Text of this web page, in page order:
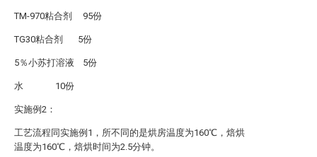
TM-970粘合剂 95份
TG30粘合剂 5份
5％小苏打溶液 5份
水 10份
实施例2：
工艺流程同实施例1，所不同的是烘房温度为160℃，焙烘
温度为160℃，焙烘时间为2.5分钟。